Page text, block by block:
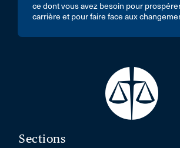
ce dont vous avez besoin pour
carrière et pour faire face aux
Sections